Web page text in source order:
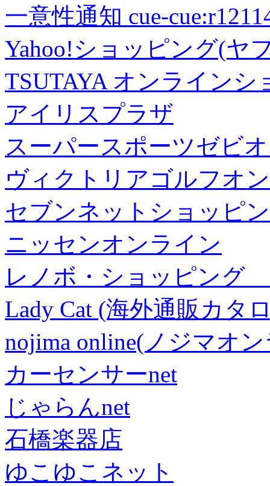
一意性通知 cue-
Yahoo!ショッピング(ヤ
TSUTAYA オンラインシ
アイリスプラザ
スーパースポーツゼビ
ヴィクトリアゴルフオ
セブンネットショッピ
ニッセンオンライン
レノボ・ショッピング
Lady Cat (海外通販カタ
nojima online(ノジマオ
カーセンサーnet
じゃらんnet
石橋楽器店
ゆこゆこネット